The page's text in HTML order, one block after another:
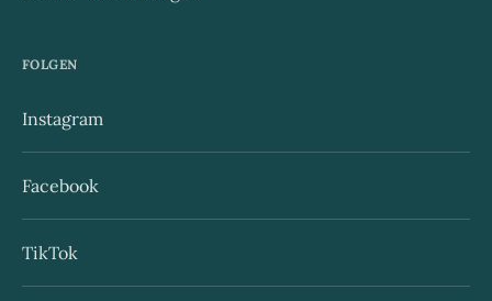
FOLGEN
Instagram
Facebook
TikTok